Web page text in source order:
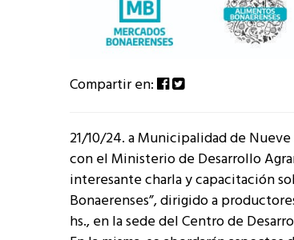
Compartir en:
21/10/24. a Municipalidad de
con el Ministerio de Desarrollo
interesante charla y capacitación
Bonaerenses”, dirigido a
hs., en la sede del Centro de